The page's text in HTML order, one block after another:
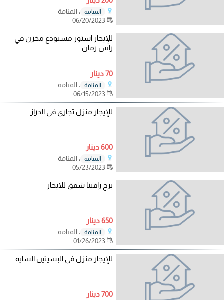
المنامة
، المنامة
06/20/2023
للإيجار استور مستودع مخزن في
راس رمان
70 دينار
المنامة
، المنامة
06/15/2023
للإيجار منزل تجاري في الدراز
600 دينار
المنامة
، المنامة
05/23/2023
برج رافينا شقق للايجار
650 دينار
المنامة
، المنامة
01/26/2023
للإيجار منزل في البسيتين السايه
700 دينار